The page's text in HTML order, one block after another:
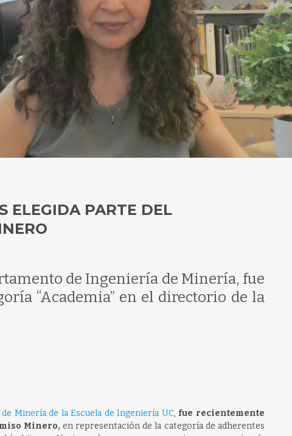
ELEGIDA PARTE DEL
de Ingeniería de Minería, fue
“Academia” en el directorio de la
Minería de la Escuela de Ingeniería UC, fue recientemente
Minero, en representación de la categoría de adherentes